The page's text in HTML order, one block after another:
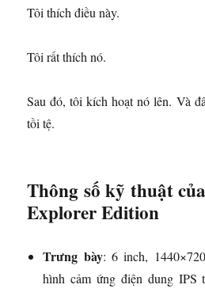
Tôi thích điều này.
Tôi rất thích nó.
Sau đó, tôi kích hoạt nó lên. Và
tồi tệ.
Thông số kỹ thuật
Explorer Edition
Trưng bày: 6 inch,
hình cảm ứng điện dung IPS